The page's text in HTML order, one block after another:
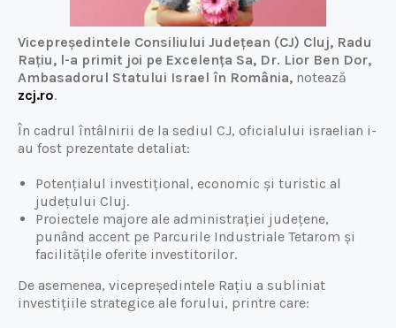
Vicepreședintele Consiliului Județean (CJ) Cluj, Radu
Rațiu, l-a primit joi pe Excelența Sa, Dr. Lior Ben Dor,
Ambasadorul Statului Israel în România, notează
zcj.ro.
În cadrul întâlnirii de la sediul CJ, oficialului israelian i-
au fost prezentate detaliat:
Potențialul investițional, economic și turistic al
județului Cluj.
Proiectele majore ale administrației județene,
punând accent pe Parcurile Industriale Tetarom și
facilitățile oferite investitorilor.
De asemenea, vicepreședintele Rațiu a subliniat
investițiile strategice ale forului, printre care: